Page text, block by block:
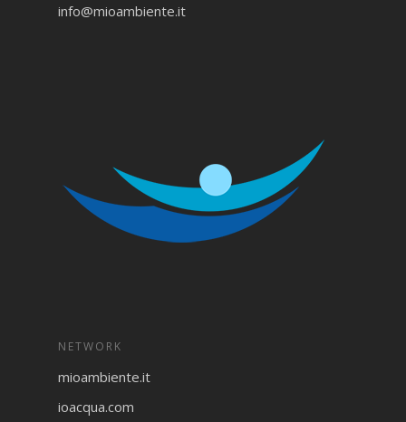
info@mioambiente.it
NETWORK
mioambiente.it
ioacqua.com